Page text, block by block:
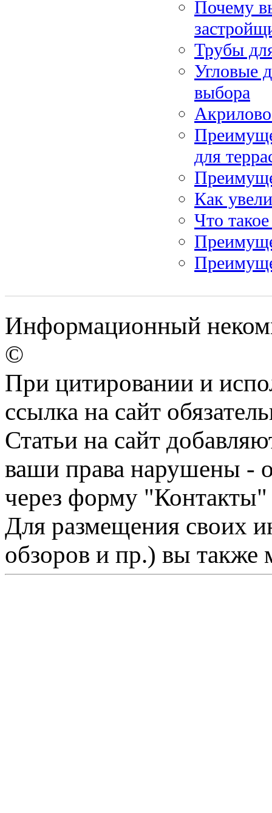
Почему
Трубы
Угловые
выбора
для
Как
Что
Информационный
©
При цитировании и
ссылка на сайт
Статьи на сайт
ваши права нарушены -
через форму "Контакты"
Для размещения своих
обзоров и пр.) вы также